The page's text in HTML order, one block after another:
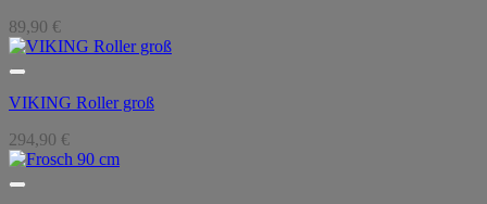
89,90 €
VIKING Roller groß
294,90 €